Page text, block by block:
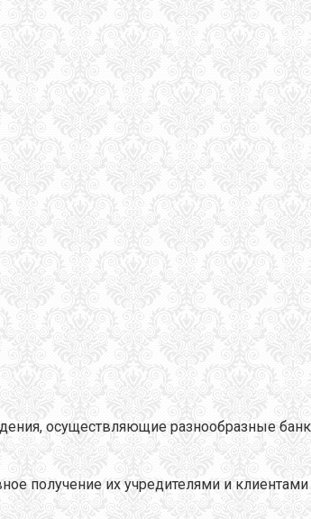
осуществляющие разнообразные
получение их учредителями и